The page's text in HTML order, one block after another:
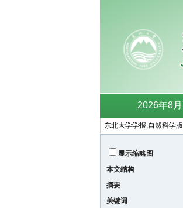
东北大学学报:自然科学版
显示缩略图
本文结构
摘要
关键词